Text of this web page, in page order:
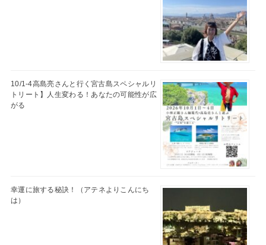
10/1-4高島亮さんと行く宮古島スペシャルリ
トリート】人生変わる！あなたの可能性が広
がる
幸運に旅する秘訣！（アテネよりこんにち
は）